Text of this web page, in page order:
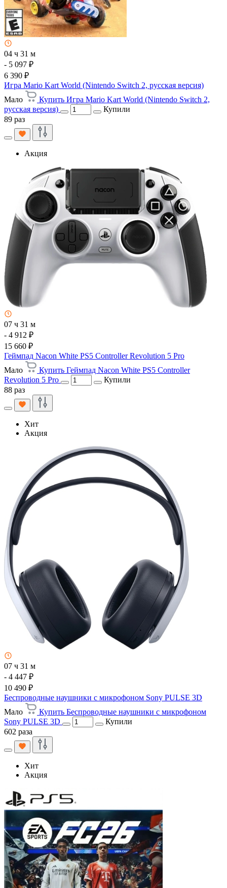
04 ч 31 м
- 5 097 ₽
6 390 ₽
Игра Mario Kart World (Nintendo Switch 2, русская версия)
Мало
Купить Игра Mario Kart World (Nintendo Switch 2,
русская версия)
Купили
89 раз
Акция
07 ч 31 м
- 4 912 ₽
15 660 ₽
Геймпад Nacon White PS5 Controller Revolution 5 Pro
Мало
Купить Геймпад Nacon White PS5 Controller
Revolution 5 Pro
Купили
88 раз
Хит
Акция
07 ч 31 м
- 4 447 ₽
10 490 ₽
Беспроводные наушники с микрофоном Sony PULSE 3D
Мало
Купить Беспроводные наушники с микрофоном
Sony PULSE 3D
Купили
602 раза
Хит
Акция